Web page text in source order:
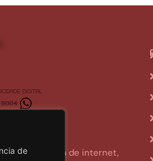
de
2004 na área de internet,